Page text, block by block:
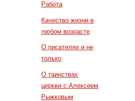
Работа
Качество жизни в
любом возрасте
О писателях и не
только
О таинствах
церкви с Алексеем
Рыжковым